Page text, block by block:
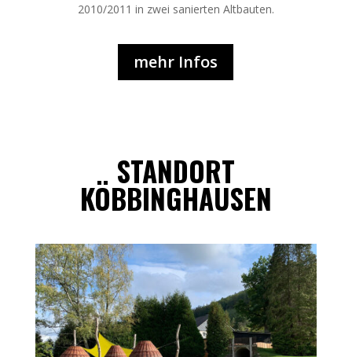
2010/2011 in zwei sanierten Altbauten.
mehr Infos
STANDORT
KÖBBINGHAUSEN